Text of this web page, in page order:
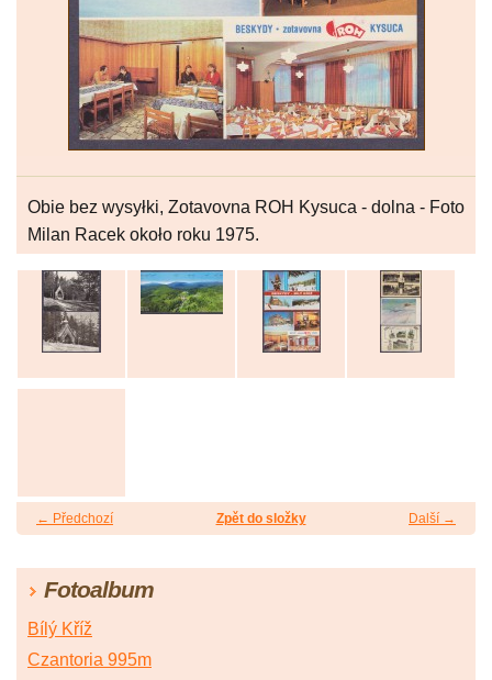
Obie bez wysyłki, Zotavovna ROH Kysuca - dolna - Foto
Milan Racek około roku 1975.
← Předchozí Další →
Zpět do složky
Fotoalbum
Bílý Kříž
Czantoria 995m